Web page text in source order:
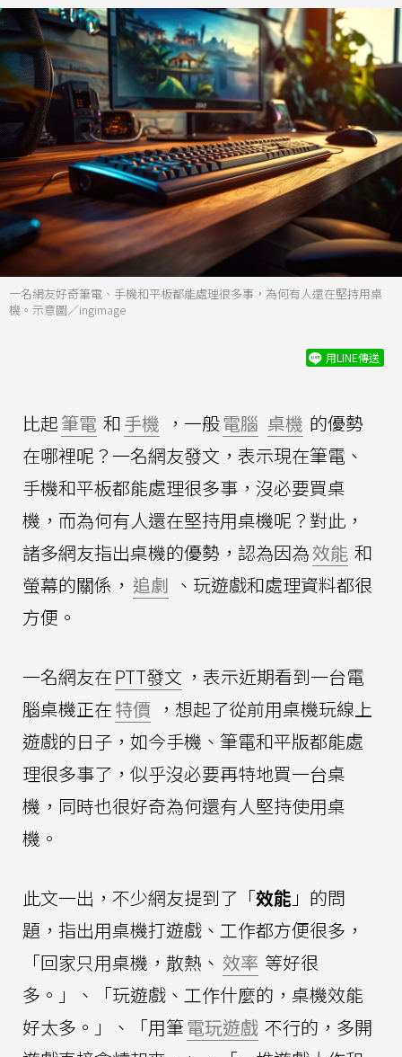
一名網友好奇筆電、手機和平板都能處理很多事，為何有人還在堅持用桌
機。示意圖／ingimage
用LINE傳送
比起筆電 和手機 ，一般電腦 桌機 的優勢
在哪裡呢？一名網友發文，表示現在筆電、
手機和平板都能處理很多事，沒必要買桌
機，而為何有人還在堅持用桌機呢？對此，
諸多網友指出桌機的優勢，認為因為效能 和
螢幕的關係， 追劇 、玩遊戲和處理資料都很
方便。
一名網友在PTT發文 ，表示近期看到一台電
腦桌機正在特價 ，想起了從前用桌機玩線上
遊戲的日子，如今手機、筆電和平版都能處
理很多事了，似乎沒必要再特地買一台桌
機，同時也很好奇為何還有人堅持使用桌
機。
此文一出，不少網友提到了「效能 」的問
題，指出用桌機打遊戲、工作都方便很多，
「回家只用桌機，散熱、 效率 等好很
多。」、「玩遊戲、工作什麼的，桌機效能
好太多。」、「用筆電玩遊戲 不行的，多開